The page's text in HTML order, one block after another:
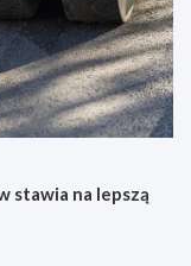
stawia na lepszą